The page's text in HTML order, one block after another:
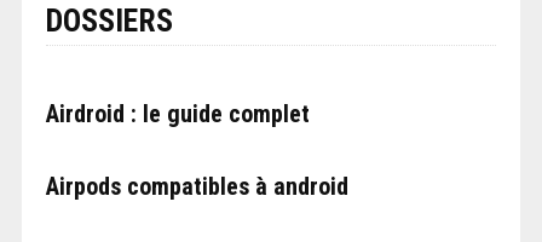
DOSSIERS
Airdroid : le guide complet
Airpods compatibles à android